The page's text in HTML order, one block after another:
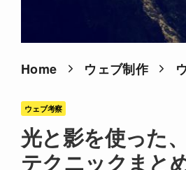
Home ウェブ制作
ウェブ考察
光と影を使った
テクニックまと